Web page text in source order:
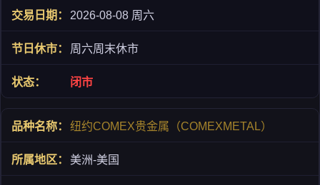
2026-08-08 周六
周六周末休市
闭市
纽约COMEX贵金属（COMEXMETAL）
美洲-美国